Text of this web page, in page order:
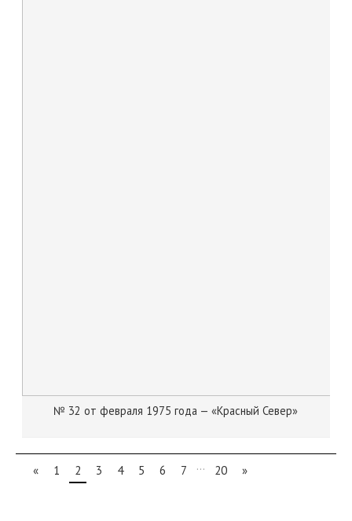
№ 32 от февраля 1975 года — «Красный Север»
« 1 2 3 4 5 6 7 ... 20 »